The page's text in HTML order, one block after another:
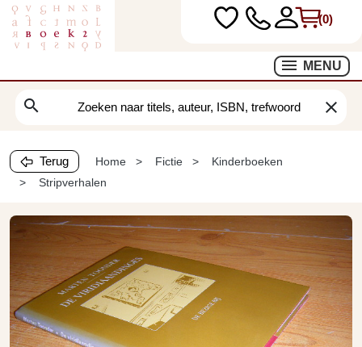
(0)
MENU
search clear
Terug Home Fictie
Kinderboeken
Stripverhalen